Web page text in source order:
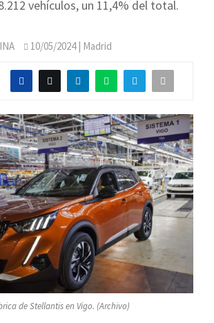
vehículos, un 11,4% del total.
10/05/2024| Madrid
de Stellantis en Vigo. (Archivo)